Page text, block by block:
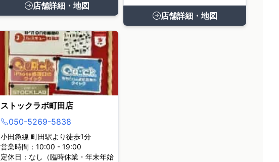
店舗詳細・地図
店舗詳細・地図
ストックラボ町田店
050-5269-5838
小田急線 町田駅より徒歩1分
営業時間：10:00 - 19:00
定休日：なし（臨時休業・年末年始